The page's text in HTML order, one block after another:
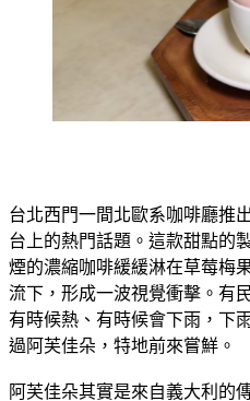
台上的熱門話題。這款甜點的
煙的濃縮咖啡緩緩淋在草莓梅
流下，形成一波視覺衝擊。有
有時候熱、有時候會下雨，下
過阿芙佳朵，特地前來嘗鮮。
含「被淹沒」的意思，因此冰